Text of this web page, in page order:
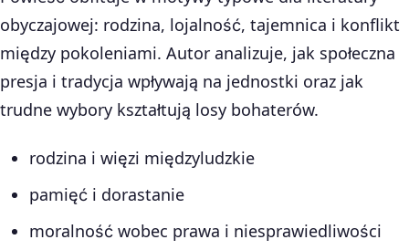
obyczajowej: rodzina, lojalność, tajemnica i konflikt
między pokoleniami. Autor analizuje, jak społeczna
presja i tradycja wpływają na jednostki oraz jak
trudne wybory kształtują losy bohaterów.
rodzina i więzi międzyludzkie
pamięć i dorastanie
moralność wobec prawa i niesprawiedliwości